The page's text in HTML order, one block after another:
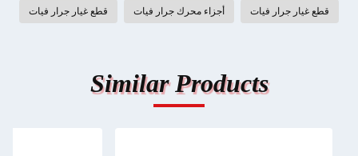
قطع غيار جرار فيات أجزاء محرك جرار فيات قطع غيار جرار فيات
Similar Products